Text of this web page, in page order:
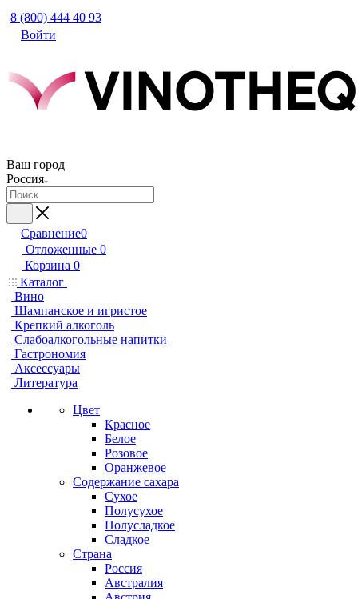
8 (800) 444 40 93
Войти
Ваш город
Россия
Сравнение0
Отложенные 0
Корзина 0
Каталог
Вино
Шампанское и игристое
Крепкий алкоголь
Слабоалкогольные напитки
Гастрономия
Аксессуары
Литература
Цвет
Красное
Белое
Розовое
Оранжевое
Содержание сахара
Сухое
Полусухое
Полусладкое
Сладкое
Страна
Россия
Австралия